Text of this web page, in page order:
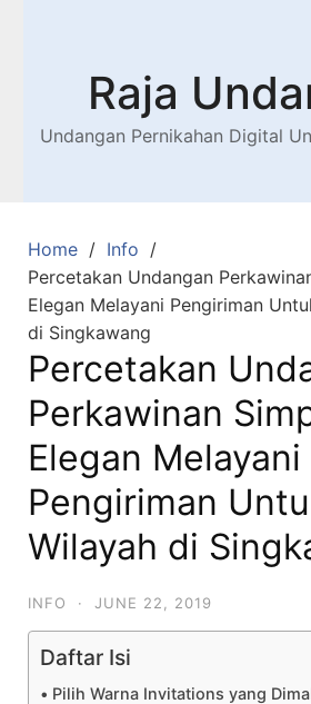
Raja
Undangan Pernikahan Digital
Home
Info
Percetakan Undangan
Elegan Melayani Pengiriman
di Singkawang
Percetakan
Perkawinan
Elegan Melayani
Pengiriman
Wilayah di
INFO · JUNE 22, 2019
Daftar Isi
Pilih Warna Invitations yang